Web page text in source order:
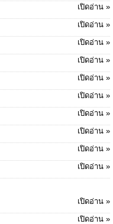
เปิดอ่าน »
เปิดอ่าน »
เปิดอ่าน »
เปิดอ่าน »
เปิดอ่าน »
เปิดอ่าน »
เปิดอ่าน »
เปิดอ่าน »
เปิดอ่าน »
เปิดอ่าน »
เปิดอ่าน »
เปิดอ่าน »